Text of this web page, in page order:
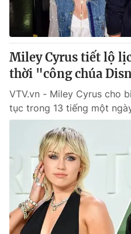
Miley Cyrus tiết lộ
thời "công chúa
VTV.vn - Miley Cyrus cho
tục trong 13 tiếng một